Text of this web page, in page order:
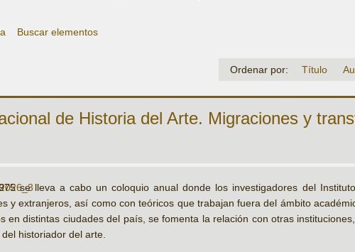
Buscar elementos
Ordenar por: Título
de Historia del Arte. Migraciones y
se lleva a cabo un coloquio anual donde los investigadores del
y extranjeros, así como con teóricos que trabajan fuera del ámbito
en distintas ciudades del país, se fomenta la relación con otras
historiador del arte.